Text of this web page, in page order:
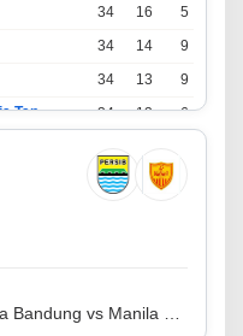
34 16 5
34 14 9
34 13 9
Persatuan Sepak Bola Indonesia Tangerang 34 13 6
34 11
34 8 10